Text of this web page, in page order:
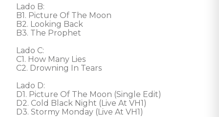
Lado B:
B1. Picture Of The Moon
B2. Looking Back
B3. The Prophet
Lado C:
C1. How Many Lies
C2. Drowning In Tears
Lado D:
D1. Picture Of The Moon (Single Edit)
D2. Cold Black Night (Live At VH1)
D3. Stormy Monday (Live At VH1)